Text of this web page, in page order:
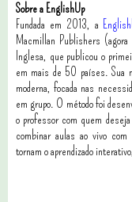
Sobre a EnglishUp
Fundada em 2013, a
Macmillan Publishers
Inglesa, que publicou o
em mais de 50 países. Sua
moderna, focada nas
em grupo. O método foi
o professor com quem
combinar aulas ao vivo
tornam o aprendizado